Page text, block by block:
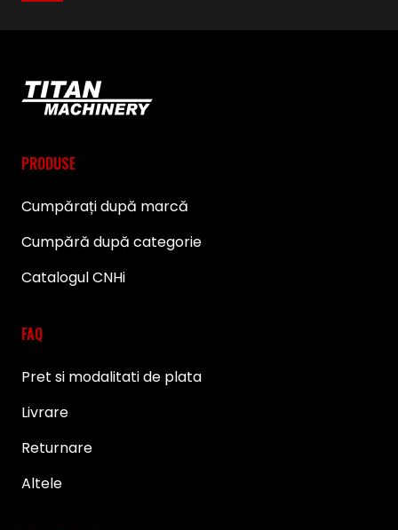
PRODUSE
Cumpărați după marcă
Cumpără după categorie
Catalogul CNHi
FAQ
Pret si modalitati de plata
Livrare
Returnare
Altele